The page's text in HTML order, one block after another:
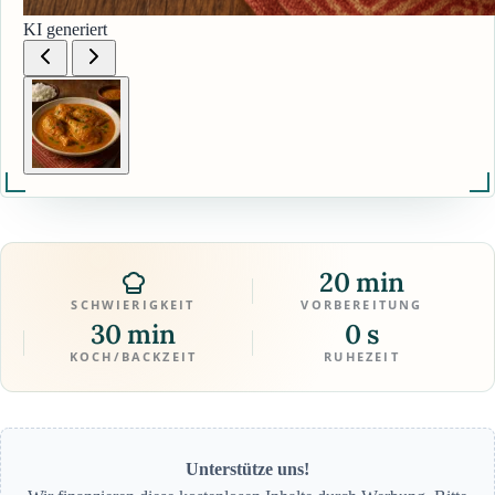
KI generiert
SCHWIERIGKEIT
20 min
VORBEREITUNG
30 min
KOCH/BACKZEIT
0 s
RUHEZEIT
Unterstütze uns!